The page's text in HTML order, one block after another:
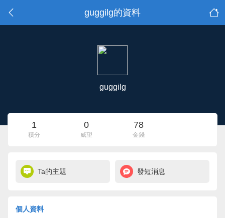
guggilg的資料
guggilg
1
積分
0
威望
78
金錢
Ta的主題 發短消息
個人資料